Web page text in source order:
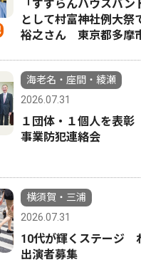
「すずらんハウスバン
として村富神社例大
裕之さん 東京都多摩
海老名・座間・綾瀬
2026.07.31
１団体・１個人を表
事業防犯連絡会
横須賀・三浦
2026.07.31
10代が輝くステージ
出演者募集